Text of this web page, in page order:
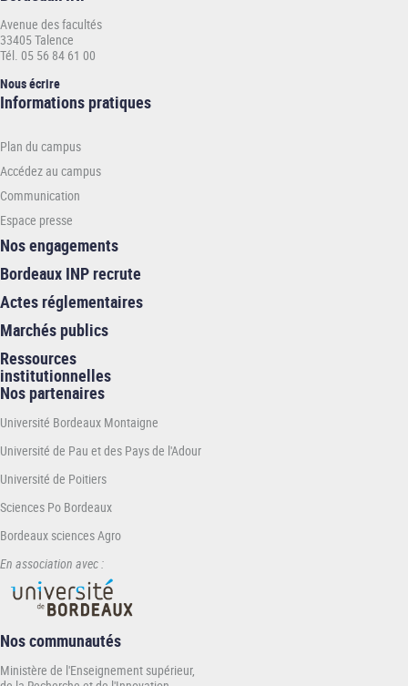
Avenue des facultés
33405 Talence
Tél. 05 56 84 61 00
Nous écrire
Informations
INP
Informations pratiques
Plan du campus
Accédez au campus
Communication
Espace presse
Nos engagements
Bordeaux INP recrute
Actes réglementaires
Marchés publics
Ressources
institutionnelles
Nos partenaires
Université Bordeaux Montaigne
Université de Pau et des Pays de l'Adour
Université de Poitiers
Sciences Po Bordeaux
Bordeaux sciences Agro
En association avec :
Nos communautés
Ministère de l'Enseignement supérieur,